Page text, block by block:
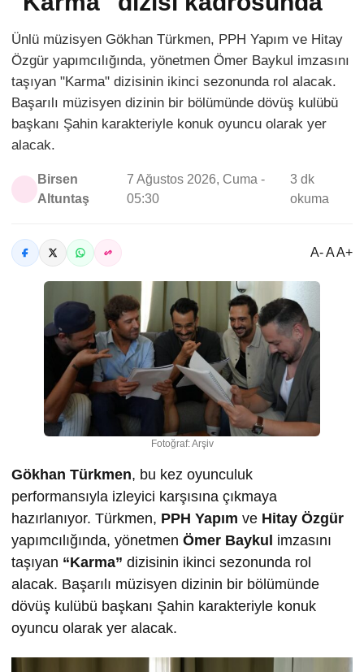
Ünlü müzisyen Gökhan Türkmen, PPH Yapım ve Hitay
Özgür yapımcılığında, yönetmen Ömer Baykul imzasını
taşıyan "Karma" dizisinin ikinci sezonunda rol alacak.
Başarılı müzisyen dizinin bir bölümünde dövüş kulübü
başkanı Şahin karakteriyle konuk oyuncu olarak yer
alacak.
Birsen
Altuntaş
7 Ağustos 2026, Cuma -
05:30
3 dk
okuma
A- A A+
Fotoğraf: Arşiv
Gökhan Türkmen, bu kez oyunculuk
performansıyla izleyici karşısına çıkmaya
hazırlanıyor. Türkmen, PPH Yapım ve Hitay Özgür
yapımcılığında, yönetmen Ömer Baykul imzasını
taşıyan “Karma” dizisinin ikinci sezonunda rol
alacak. Başarılı müzisyen dizinin bir bölümünde
dövüş kulübü başkanı Şahin karakteriyle konuk
oyuncu olarak yer alacak.